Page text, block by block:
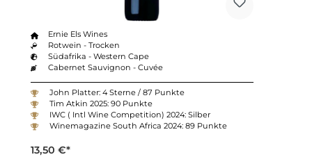
Ernie Els Wines
Rotwein - Trocken
Südafrika - Western Cape
Cabernet Sauvignon - Cuvée
John Platter: 4 Sterne / 87 Punkte
Tim Atkin 2025: 90 Punkte
IWC ( Intl Wine Competition) 2024: Silber
Winemagazine South Africa 2024: 89 Punkte
13,50 €*